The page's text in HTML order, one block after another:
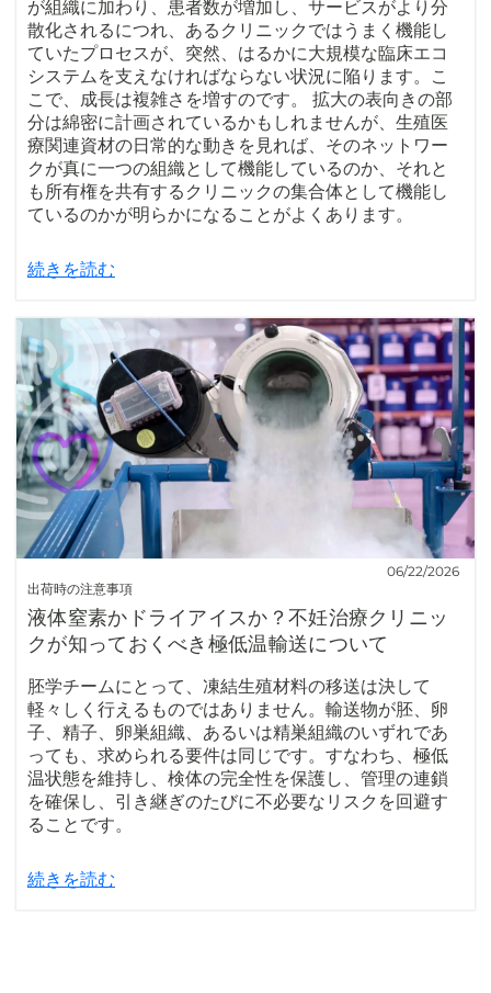
が組織に加わり、患者数が増加し、サービスがより分
散化されるにつれ、あるクリニックではうまく機能し
ていたプロセスが、突然、はるかに大規模な臨床エコ
システムを支えなければならない状況に陥ります。こ
こで、成長は複雑さを増すのです。 拡大の表向きの部
分は綿密に計画されているかもしれませんが、生殖医
療関連資材の日常的な動きを見れば、そのネットワー
クが真に一つの組織として機能しているのか、それと
も所有権を共有するクリニックの集合体として機能し
ているのかが明らかになることがよくあります。
続きを読む
出荷時の注意事項
06/22/2026
液体窒素かドライアイスか？不妊治療クリニッ
クが知っておくべき極低温輸送について
胚学チームにとって、凍結生殖材料の移送は決して
軽々しく行えるものではありません。輸送物が胚、卵
子、精子、卵巣組織、あるいは精巣組織のいずれであ
っても、求められる要件は同じです。すなわち、極低
温状態を維持し、検体の完全性を保護し、管理の連鎖
を確保し、引き継ぎのたびに不必要なリスクを回避す
ることです。
続きを読む